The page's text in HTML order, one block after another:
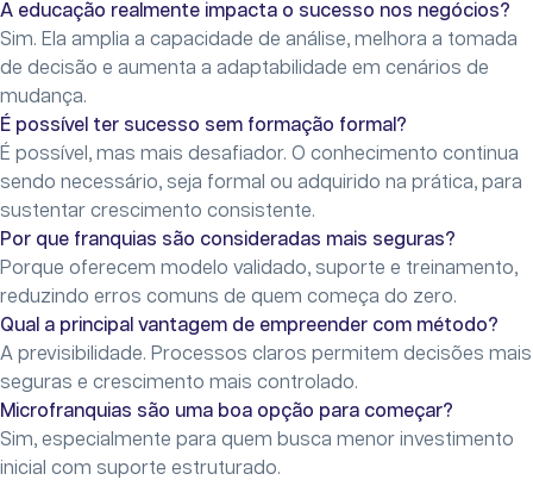
A educação realmente impacta o sucesso nos negócios?
Sim. Ela amplia a capacidade de análise, melhora a tomada
de decisão e aumenta a adaptabilidade em cenários de
mudança.
É possível ter sucesso sem formação formal?
É possível, mas mais desafiador. O conhecimento continua
sendo necessário, seja formal ou adquirido na prática, para
sustentar crescimento consistente.
Por que franquias são consideradas mais seguras?
Porque oferecem modelo validado, suporte e treinamento,
reduzindo erros comuns de quem começa do zero.
Qual a principal vantagem de empreender com método?
A previsibilidade. Processos claros permitem decisões mais
seguras e crescimento mais controlado.
Microfranquias são uma boa opção para começar?
Sim, especialmente para quem busca menor investimento
inicial com suporte estruturado.